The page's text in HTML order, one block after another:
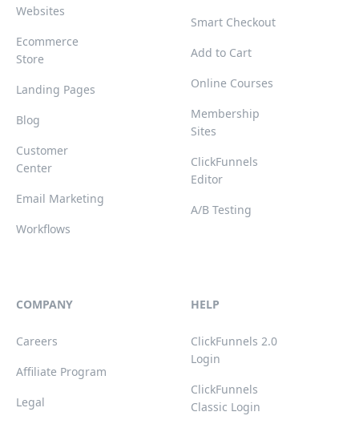
Websites
Ecommerce
Store
Landing Pages
Blog
Customer
Center
Email Marketing
Workflows
Smart Checkout
Add to Cart
Online Courses
Membership
Sites
ClickFunnels
Editor
A/B Testing
COMPANY
Careers
Affiliate Program
Legal
HELP
ClickFunnels 2.0
Login
ClickFunnels
Classic Login